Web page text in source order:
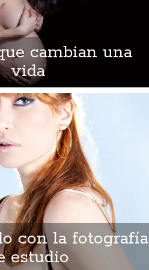
cambian una
vida
con la fotografía
estudio